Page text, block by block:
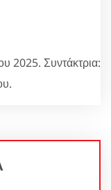
2025. Συντάκτρια: